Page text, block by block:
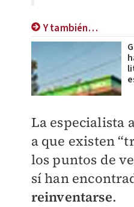
Y también…
La especialista
a que existen
los puntos de
sí han
reinventarse.